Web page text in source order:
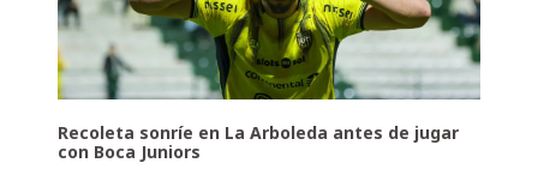
Recoleta sonríe en La Arboleda antes de jugar
con Boca Juniors